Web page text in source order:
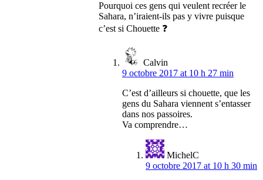
Pourquoi ces gens qui veulent recréer le
Sahara, n’iraient-ils pas y vivre puisque
c’est si Chouette ❓
Calvin
9 octobre 2017 at 10 h 27 min
C’est d’ailleurs si chouette, que les
gens du Sahara viennent s’entasser
dans nos passoires.
Va comprendre…
MichelC
9 octobre 2017 at 10 h 30 min